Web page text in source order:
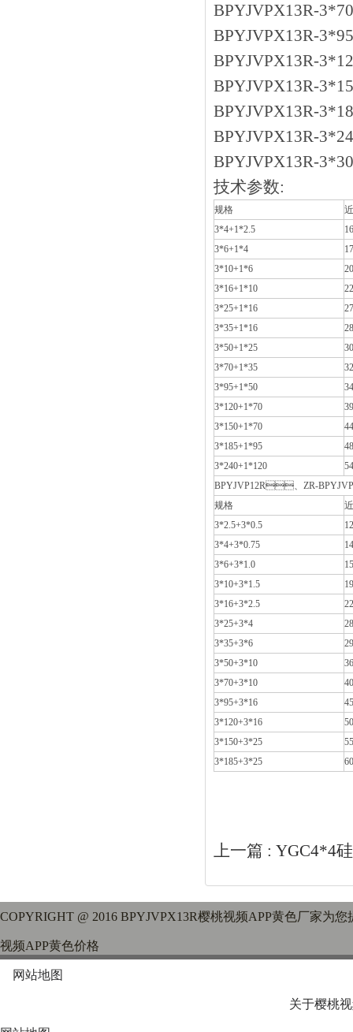
BPYJVPX13R-
BPYJVPX13R-
BPYJVPX13R-
BPYJVPX13R-
BPYJVPX13R-
BPYJVPX13R-
BPYJVPX13R-
技术参数:
规格
3*4+1*2.5
3*6+1*4
3*10+1*6
3*16+1*10
3*25+1*16
3*35+1*16
3*50+1*25
3*70+1*35
3*95+1*50
3*120+1*70
3*150+1*70
3*185+1*95
3*240+1*120
BPYJVP12R、ZR-
规格
3*2.5+3*0.5
3*4+3*0.75
3*6+3*1.0
3*10+3*1.5
3*16+3*2.5
3*25+3*4
3*35+3*6
3*50+3*10
3*70+3*10
3*95+3*16
3*120+3*16
3*150+3*25
3*185+3*25
上一篇 : YGC4*4
COPYRIGHT @ 2016 BPYJVPX13R樱桃视频APP黄色厂家为您
视频APP黄色价格
网站地图
关于樱桃